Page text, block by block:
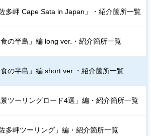
多岬 Cape Sata in Japan」・紹介箇所一覧
食の半島」編 long ver.・紹介箇所一覧
食の半島」編 short ver.・紹介箇所一覧
景ツーリングロード4選」編・紹介箇所一覧
多岬ツーリング」編・紹介箇所一覧